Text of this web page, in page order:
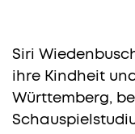
Siri
ihre Kindheit
Württemberg,